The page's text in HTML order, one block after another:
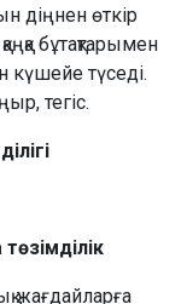
діңнен өткір
бұтақтарымен
күшейе түседі.
тегіс.
жағдайларға